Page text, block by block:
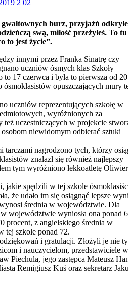
burz, przyjaźń
swą, miłość przeżyłeś. To tu
to jest życie”.
innymi przez Franka Sinatrę czy
uczniów ósmych klas Szkoły
17 czerwca i była to pierwsza od
ósmoklasistów opuszczających mury
uczniów reprezentujących szkołę w
wyróżnionych za
też uczestniczących w projekcie
niewidomym odbierać sztuki
tarczami nagrodzono tych, którzy
znalazł się również najlepszy
tym wyróżniono lekkoatletę
jakie spędzili w tej szkole
że udało im się osiągnąć lepsze
średnia w województwie. Dla
województwie wyniosła ona ponad
procent, z angielskiego średnia w
tej szkole ponad 72.
i gratulacji. Złożyli je nie
i nauczycielom, przedstawiciele
Piechula, jego zastępca Mateusz
Remigiusz Kuś oraz sekretarz